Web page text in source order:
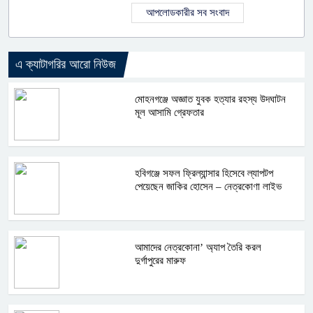
আপলোডকারীর সব সংবাদ
এ ক্যাটাগরির আরো নিউজ
মোহনগঞ্জে অজ্ঞাত যুবক হত্যার রহস্য উদঘাটন
মূল আসামি গ্রেফতার
হবিগঞ্জে সফল ফ্রিল্যান্সার হিসেবে ল্যাপটপ
পেয়েছেন জাকির হোসেন – নেত্রকোণা লাইভ
আমাদের নেত্রকোনা’ অ্যাপ তৈরি করল
দুর্গাপুরের মারুফ